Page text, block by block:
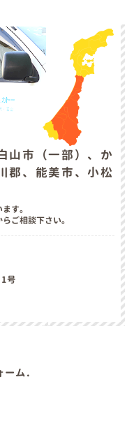
市（一部）、か
郡、能美市、小松
す。
ご相談下さい。
号
ーム.